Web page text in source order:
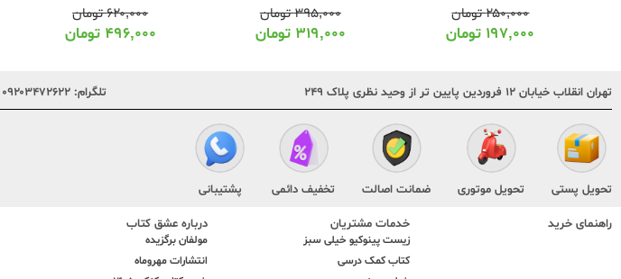
۲۵۰,۰۰۰تومان
۱۹۷,۰۰۰ تومان
۳۹۵,۰۰۰تومان
۳۱۹,۰۰۰ تومان
۶۲۰,۰۰۰تومان
۴۹۶,۰۰۰ تومان
تهران انقلاب خیابان ۱۲ فروردین پایین تر از وحید نظری پلاک ۲۴۹ تلگرام: ۰۹۲۰۳۴۷۲۶۲۲
تحویل پستی تحویل موتوری ضمانت اصالت تخفیف دائمی پشتیبانی
راهنمای خرید خدمات مشتریان
زیست پینوکیو خیلی سبز
کتاب کمک درسی
درباره عشق کتاب
مولفان برگزیده
انتشارات مهروماه